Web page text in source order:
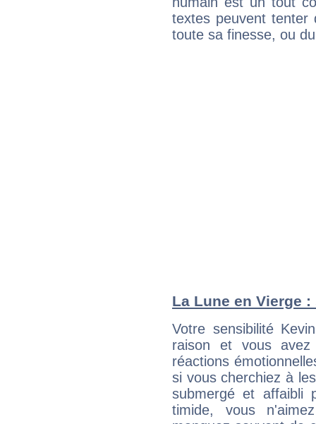
textes peuvent tenter
toute sa finesse, ou
La Lune en Vierge
Votre sensibilité
raison et vous
réactions
si vous cherchiez à
submergé et affaibli
timide, vous